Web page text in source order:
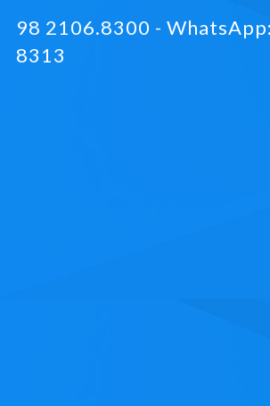
98 2106.8300 -
8313